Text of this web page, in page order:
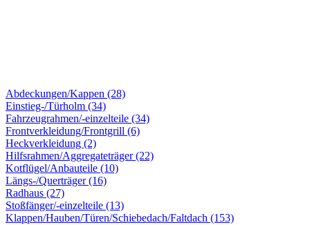
Abdeckungen/Kappen (28)
Einstieg-/Türholm (34)
Fahrzeugrahmen/-einzelteile (34)
Frontverkleidung/Frontgrill (6)
Heckverkleidung (2)
Hilfsrahmen/Aggregateträger (22)
Kotflügel/Anbauteile (10)
Längs-/Querträger (16)
Radhaus (27)
Stoßfänger/-einzelteile (13)
Klappen/Hauben/Türen/Schiebedach/Faltdach (153)